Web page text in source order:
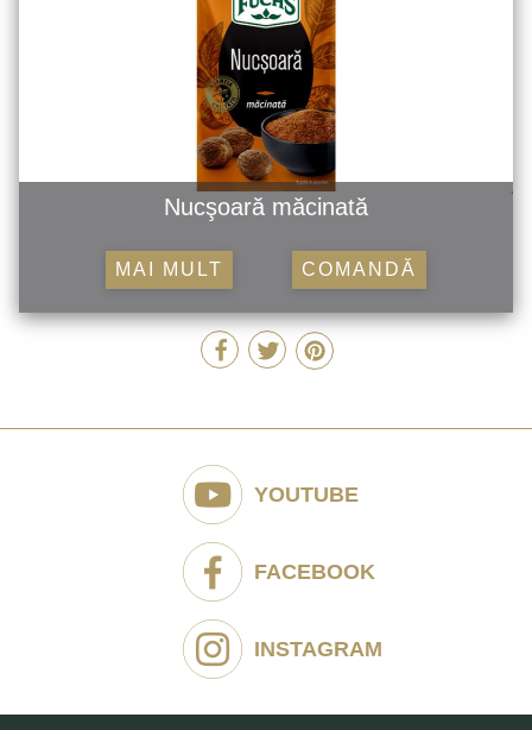
Nucşoară măcinată
MAI MULT COMANDĂ
YOUTUBE
FACEBOOK
INSTAGRAM